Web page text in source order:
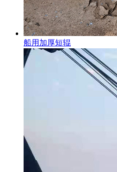
船用加厚短辊